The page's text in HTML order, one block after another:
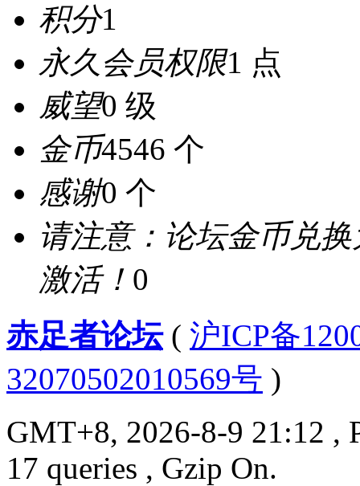
积分1
永久会员权限1 点
威望0 级
金币4546 个
感谢0 个
请注意：论坛金币兑
激活！ 0
赤足者论坛( 沪ICP备
32070502010569号 )
GMT+8, 2026-8-9 21:12 ,
17 queries , Gzip On.